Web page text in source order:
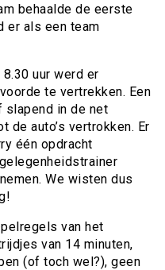
behaalde de eerste
er als een team
uur werd er
te vertrekken. Een
slapend in de net
de auto’s vertrokken. Er
één opdracht
We wisten dus
van het
van 14 minuten,
(of toch wel?), geen